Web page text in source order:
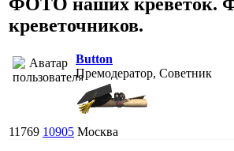
креветочников.
Button
Премодератор, Советник
11769 10905 Москва